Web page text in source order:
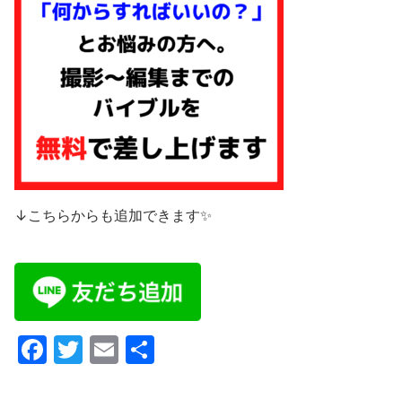
↓こちらからも追加できます✨
F
T
E